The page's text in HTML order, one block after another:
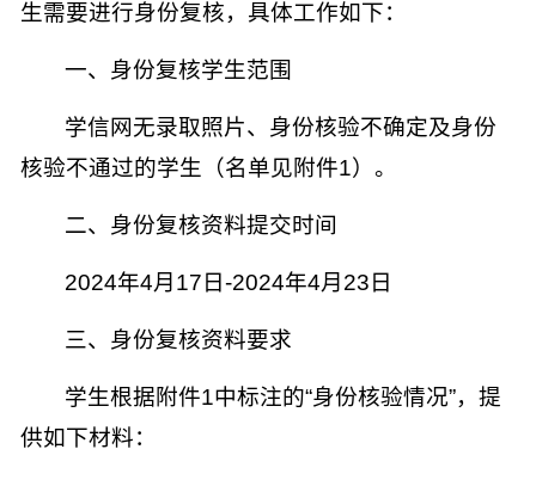
生需要进行身份复核，具体工作如下：
一、 身份复核学生范围
学信网无录取照片、身份核验不确定及身份
核验不通过的学生（名单见附件1）。
二、 身份复核资料提交时间
2024年4月 17日-2024年4月 23日
三、 身份复核资料要求
学生根据附件1中标注的“身份核验情况”，提
供如下材料：